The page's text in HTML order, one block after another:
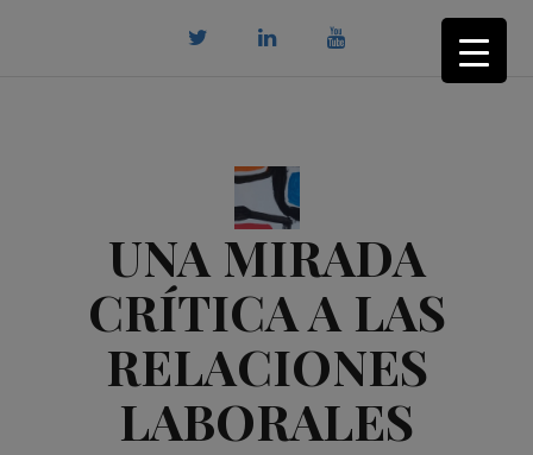
UNA MIRADA
CRÍTICA A LAS
RELACIONES
LABORALES